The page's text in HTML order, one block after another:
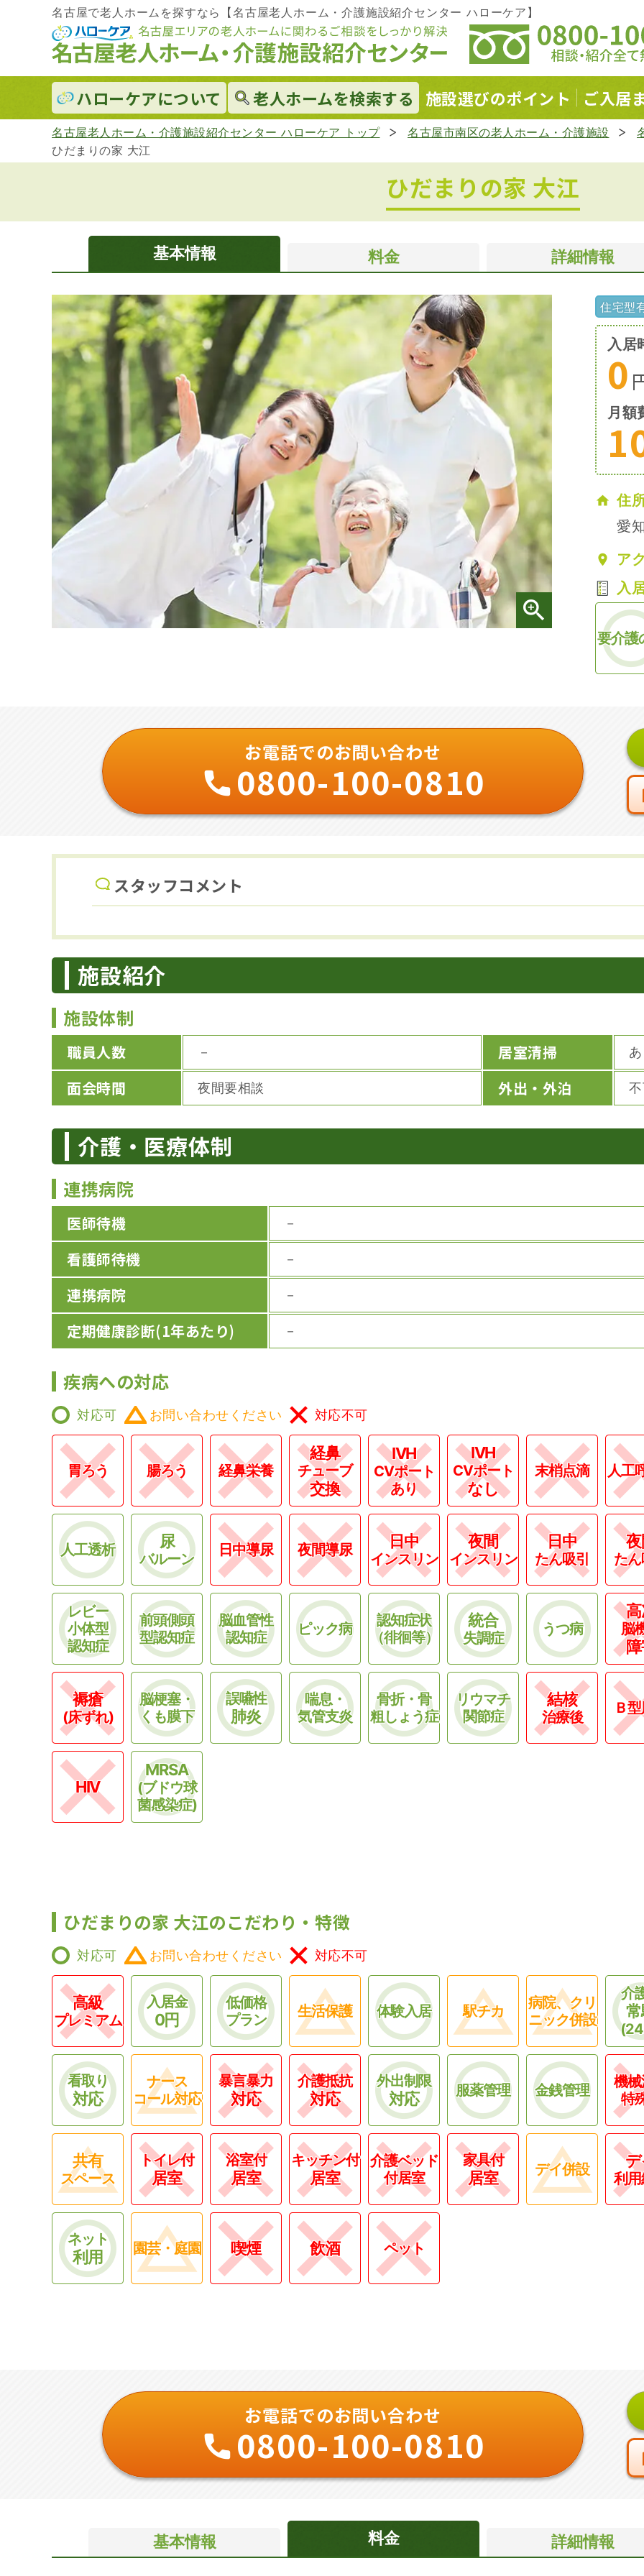
名古屋で老人ホームを探すなら【名古屋老人ホーム・介護施設紹介センター ハローケア】
ハローケアについて 老人ホームを検索する 施設選びのポイント ご入居
名古屋老人ホーム・介護施設紹介センター ハローケア トップ 名古屋市南区の老人ホーム・介護施設
ひだまりの家 大江
ひだまりの家 大江
基本情報 料金 詳細情報
住宅型
入居
0
月額
住
愛
ア
入
要介護
お電話でのお問い合わせ
0800-100-0810
スタッフコメント
施設紹介
施設体制
職員人数 － 居室清掃
面会時間 夜間要相談 外出・外泊
介護・医療体制
連携病院
医師待機 －
看護師待機 －
連携病院 －
定期健康診断(1年あたり) －
疾病への対応
対応可 お問い合わせください 対応不可
胃ろう 腸ろう 経鼻栄養
経鼻
チューブ
交換
IVH
CVポート
あり
IVH
CVポート
なし
末梢点滴 人工
人工透析 尿
バルーン
日中導尿 夜間導尿 日中
インスリン
夜間
インスリン
日中
たん吸引 た
レビー
小体型
認知症
前頭側頭
型認知症
脳血管性
認知症
ピック病
認知症状
（徘徊等）
統合
失調症
うつ病 脳
褥瘡
(床ずれ)
脳梗塞・
くも膜下
誤嚥性
肺炎
喘息・
気管支炎
骨折・骨
粗しょう症
リウマチ
関節症
結核
治療後
Ｂ
HIV
MRSA
(ブドウ球
菌感染症)
ひだまりの家 大江のこだわり・特徴
対応可 お問い合わせください 対応不可
高級
プレミアム
入居金
0円
低価格
プラン
生活保護 体験入居 駅チカ
病院、クリ
ニック併設
介
看取り
対応
ナース
コール対応
暴言暴力
対応
介護抵抗
対応
外出制限
対応 服薬管理 金銭管理
機
特
共有
スペース
トイレ付
居室
浴室付
居室
キッチン付
居室
介護ベッド
付居室
家具付
居室 デイ併設
利
ネット
利用 園芸・庭園 喫煙 飲酒 ペット
お電話でのお問い合わせ
0800-100-0810
基本情報 料金 詳細情報